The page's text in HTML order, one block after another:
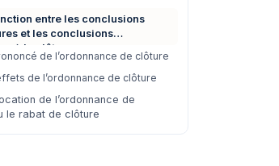
entre les conclusions
et les conclusions
à la clôture
de l’ordonnance de clôture
de l’ordonnance de clôture
de l’ordonnance de
le rabat de clôture